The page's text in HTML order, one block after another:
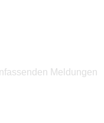
Meldungen